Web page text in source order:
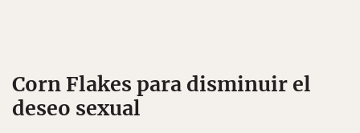
Corn Flakes para disminuir el
deseo sexual